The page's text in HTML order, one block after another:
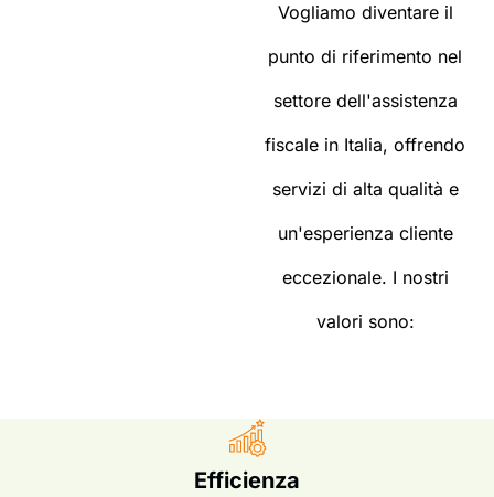
Vogliamo diventare il
punto di riferimento nel
settore dell'assistenza
fiscale in Italia, offrendo
servizi di alta qualità e
un'esperienza cliente
eccezionale. I nostri
valori sono:
Efficienza